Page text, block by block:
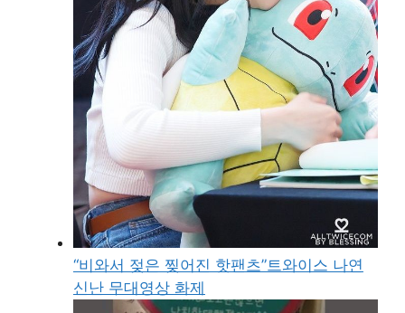
“비와서 젖은 찢어진 핫팬츠”트와이스 나연
신난 무대영상 화제